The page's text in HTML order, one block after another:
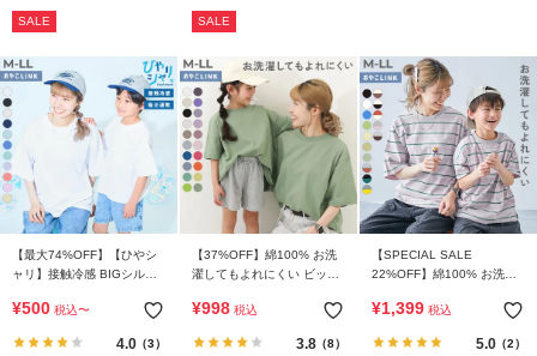
ら
す
作
か
ら
す
特
SALE SALE
【最大74%OFF】【ひやシ
ャリ】接触冷感 BIGシルエ
¥500 税込〜
4.0（3）
【37%OFF】綿100% お洗
濯してもよれにくい ビッグ
ツ
¥998 税込
3.8（8）
【SPECIAL SALE
22%OFF】綿100% お洗濯
ルエット 大人 ボーダー 半
¥1,399 税込
5.0（2）